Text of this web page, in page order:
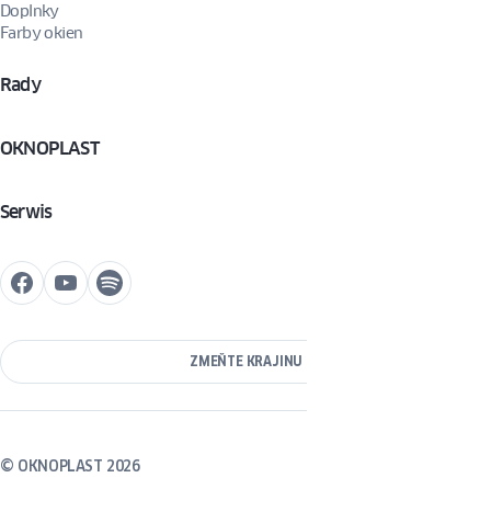
Doplnky
Farby okien
Rady
OKNOPLAST
Serwis
ZMEŇTE KRAJINU
© OKNOPLAST 2026